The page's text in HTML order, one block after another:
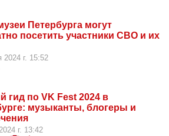
Петербурга могут
посетить участники СВО и их
2024 г. 15:52
гид по VK Fest 2024 в
музыканты, блогеры и
г. 13:42